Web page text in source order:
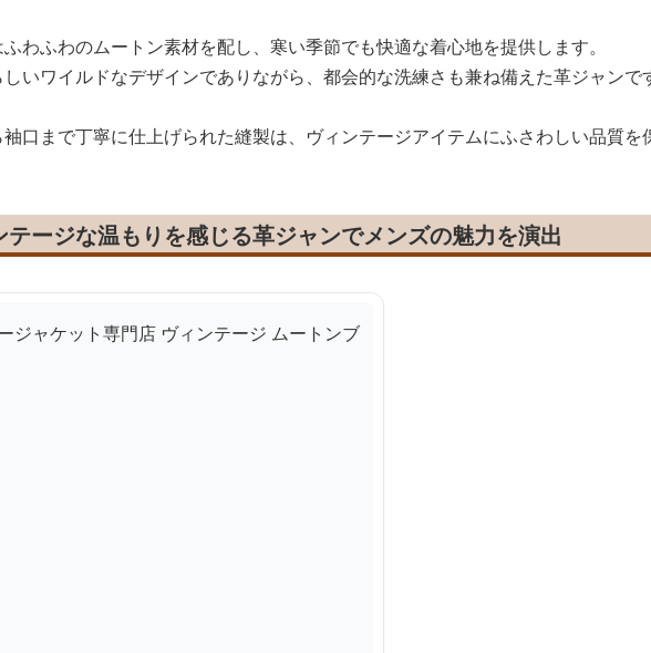
わふわのムートン素材を配し、寒い季節でも快適な着心地を提供します。
いワイルドなデザインでありながら、都会的な洗練さも兼ね備えた革ジャンで
口まで丁寧に仕上げられた縫製は、ヴィンテージアイテムにふさわしい品質を
テージな温もりを感じる革ジャンでメンズの魅力を演出